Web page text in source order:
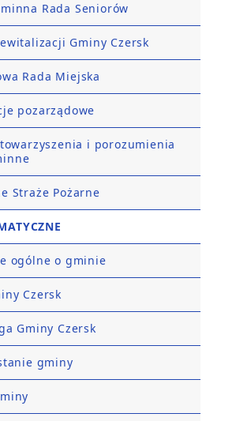
Rada Seniorów
Gminy Czersk
Rada Miejska
pozarządowe
i porozumienia
Straże Pożarne
ogólne o gminie
Czersk
Gminy Czersk
gminy